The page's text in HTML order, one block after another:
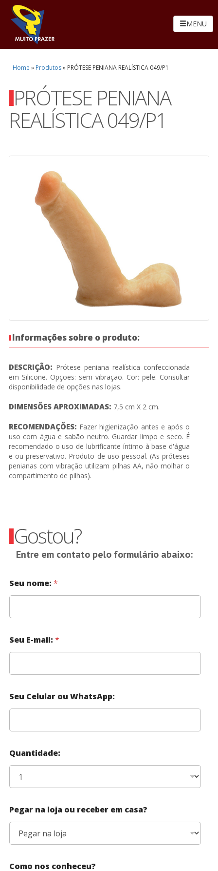
MENU
Home » Produtos» PRÓTESE PENIANA REALÍSTICA 049/P1
PRÓTESE PENIANA
REALÍSTICA 049/P1
Informações sobre o produto:
DESCRIÇÃO: Prótese peniana realística confeccionada
em Silicone. Opções: sem vibração. Cor: pele. Consultar
disponibilidade de opções nas lojas.
DIMENSÕES APROXIMADAS: 7,5 cm X 2 cm.
RECOMENDAÇÕES: Fazer higienização antes e após o
uso com água e sabão neutro. Guardar limpo e seco. É
recomendado o uso de lubrificante íntimo à base d'água
e ou preservativo. Produto de uso pessoal. (As próteses
penianas com vibração utilizam pilhas AA, não molhar o
compartimento de pilhas).
Gostou?
Entre em contato pelo formulário abaixo:
Seu nome: *
Seu E-mail: *
Seu Celular ou WhatsApp:
Quantidade:
Pegar na loja ou receber em casa?
Como nos conheceu?